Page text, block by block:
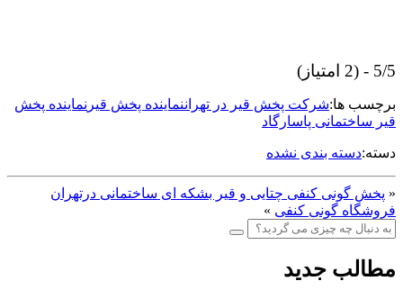
5/5 - (2 امتیاز)
برچسب ها:شرکت پخش قیر در تهراننماینده پخش قیر نماینده پخش
قیر ساختمانی پاسارگاد
دسته:دسته بندی نشده
« پخش گونی کنفی چتایی و قیر بشکه ای ساختمانی درتهران
فروشگاه گونی کنفی »
مطالب جدید